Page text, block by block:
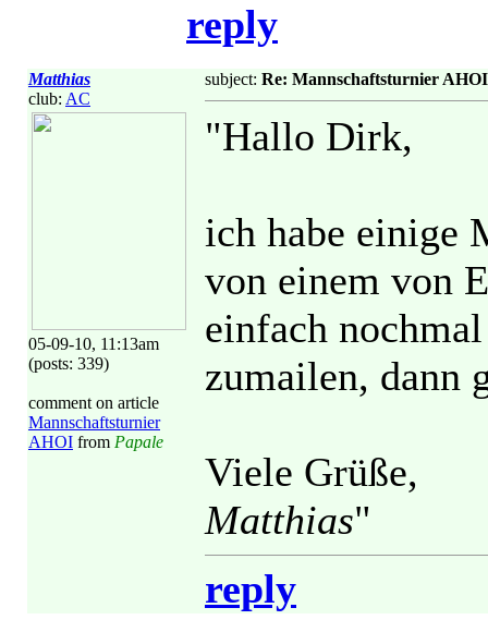
reply
Matthias
club: AC
05-09-10, 11:13am
(posts: 339)
comment on article
Mannschaftsturnier
AHOI from Papale
subject: Re: Mannschaftsturnier AHOI
"Hallo Dirk,
ich habe einige
von einem von
einfach
zumailen, dann
Viele Grüße,
Matthias"
reply